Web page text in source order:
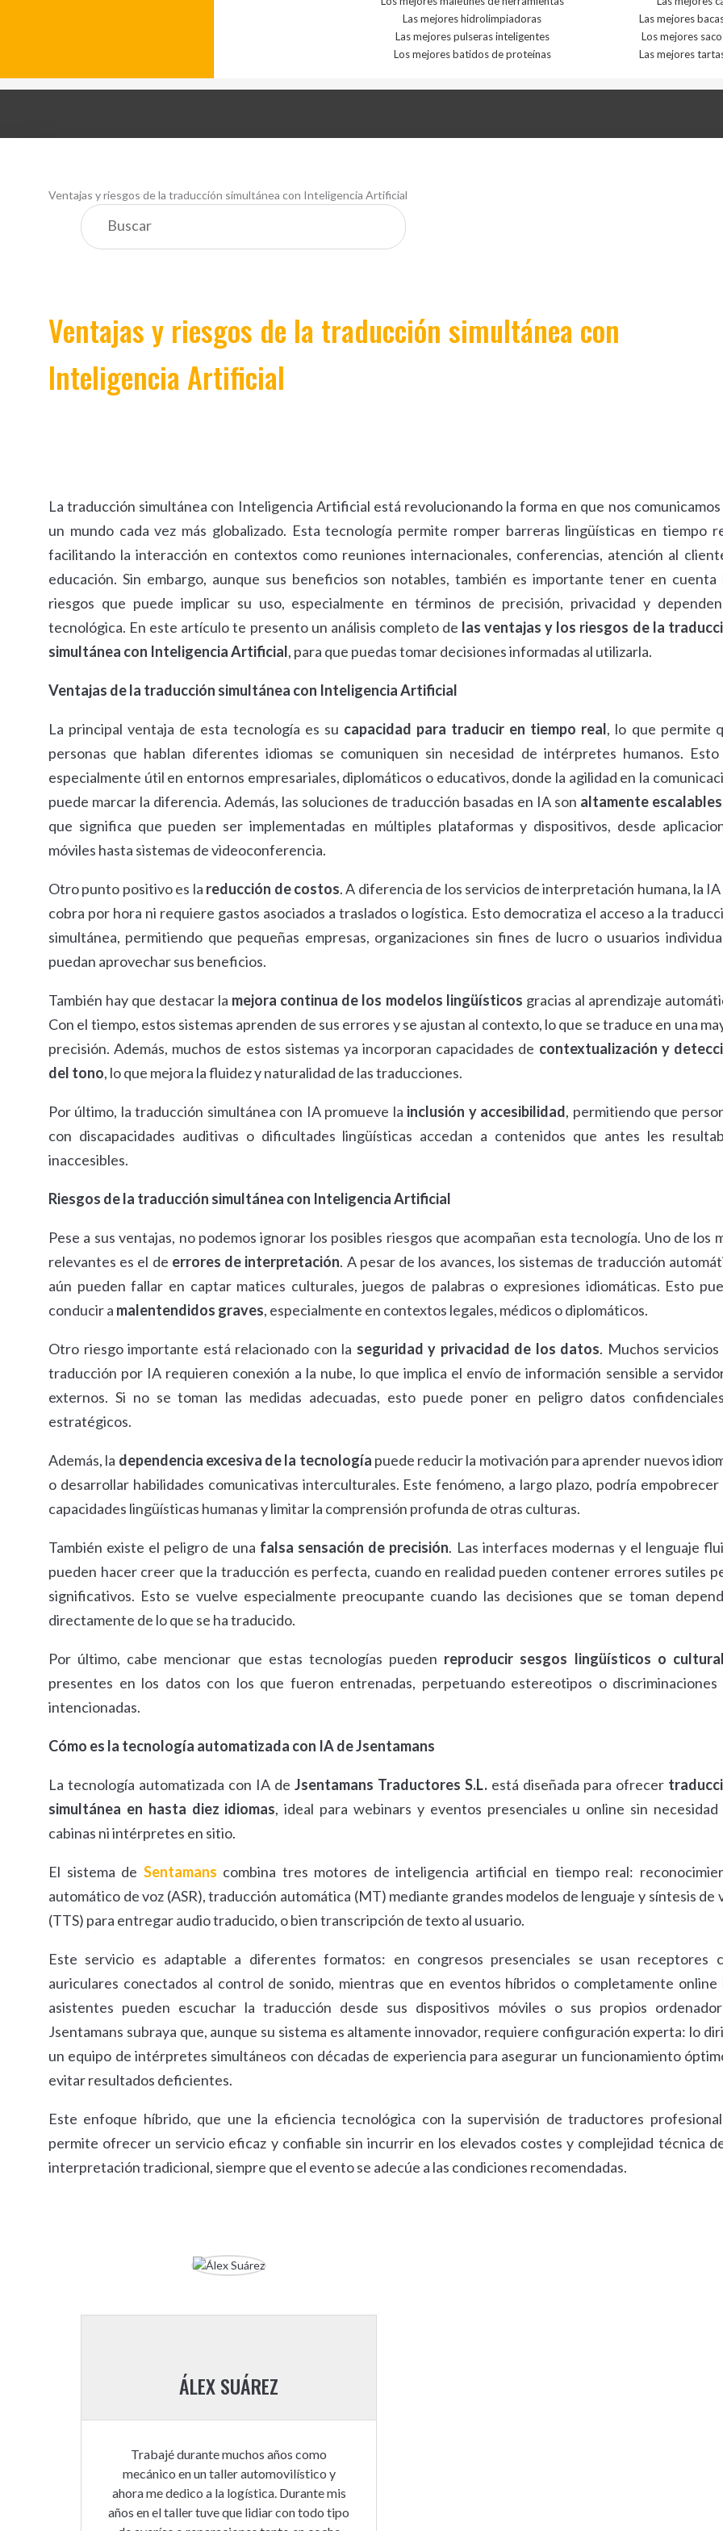
Las mejores hidrolimpiadoras
Las mejores
Las mejores pulseras inteligentes
Los mejores
Los mejores batidos de proteínas
Las mejores
Ventajas y riesgos de la traducción simultánea con Inteligencia Artificial
Ventajas y riesgos de la traducción simultánea con
Inteligencia Artificial
La traducción simultánea con Inteligencia Artificial está revolucionando la forma en que nos comunicamos
un mundo cada vez más globalizado. Esta tecnología permite romper barreras lingüísticas en tiempo
facilitando la interacción en contextos como reuniones internacionales, conferencias, atención al
educación. Sin embargo, aunque sus beneficios son notables, también es importante tener en cuenta
riesgos que puede implicar su uso, especialmente en términos de precisión, privacidad y
tecnológica. En este artículo te presento un análisis completo de las ventajas y los riesgos de la
simultánea con Inteligencia Artificial, para que puedas tomar decisiones informadas al utilizarla.
Ventajas de la traducción simultánea con Inteligencia Artificial
La principal ventaja de esta tecnología es su capacidad para traducir en tiempo real, lo que permite
personas que hablan diferentes idiomas se comuniquen sin necesidad de intérpretes humanos. Esto
especialmente útil en entornos empresariales, diplomáticos o educativos, donde la agilidad en la
puede marcar la diferencia. Además, las soluciones de traducción basadas en IA son altamente escalables
que significa que pueden ser implementadas en múltiples plataformas y dispositivos, desde
móviles hasta sistemas de videoconferencia.
Otro punto positivo es la reducción de costos. A diferencia de los servicios de interpretación humana, la
cobra por hora ni requiere gastos asociados a traslados o logística. Esto democratiza el acceso a la
simultánea, permitiendo que pequeñas empresas, organizaciones sin fines de lucro o usuarios
puedan aprovechar sus beneficios.
También hay que destacar la mejora continua de los modelos lingüísticos gracias al aprendizaje
Con el tiempo, estos sistemas aprenden de sus errores y se ajustan al contexto, lo que se traduce en una
precisión. Además, muchos de estos sistemas ya incorporan capacidades de contextualización y
del tono, lo que mejora la fluidez y naturalidad de las traducciones.
Por último, la traducción simultánea con IA promueve la inclusión y accesibilidad, permitiendo que
con discapacidades auditivas o dificultades lingüísticas accedan a contenidos que antes les
inaccesibles.
Riesgos de la traducción simultánea con Inteligencia Artificial
Pese a sus ventajas, no podemos ignorar los posibles riesgos que acompañan esta tecnología. Uno de los
relevantes es el de errores de interpretación. A pesar de los avances, los sistemas de traducción
aún pueden fallar en captar matices culturales, juegos de palabras o expresiones idiomáticas. Esto
conducir a malentendidos graves, especialmente en contextos legales, médicos o diplomáticos.
Otro riesgo importante está relacionado con la seguridad y privacidad de los datos. Muchos servicios
traducción por IA requieren conexión a la nube, lo que implica el envío de información sensible a
externos. Si no se toman las medidas adecuadas, esto puede poner en peligro datos
estratégicos.
Además, la dependencia excesiva de la tecnología puede reducir la motivación para aprender nuevos
o desarrollar habilidades comunicativas interculturales. Este fenómeno, a largo plazo, podría empobrecer
capacidades lingüísticas humanas y limitar la comprensión profunda de otras culturas.
También existe el peligro de una falsa sensación de precisión. Las interfaces modernas y el lenguaje
pueden hacer creer que la traducción es perfecta, cuando en realidad pueden contener errores sutiles
significativos. Esto se vuelve especialmente preocupante cuando las decisiones que se toman
directamente de lo que se ha traducido.
Por último, cabe mencionar que estas tecnologías pueden reproducir sesgos lingüísticos o
presentes en los datos con los que fueron entrenadas, perpetuando estereotipos o discriminaciones
intencionadas.
Cómo es la tecnología automatizada con IA de Jsentamans
La tecnología automatizada con IA de Jsentamans Traductores S.L.está diseñada para ofrecer
simultánea en hasta diez idiomas, ideal para webinars y eventos presenciales u online sin necesidad
cabinas ni intérpretes en sitio.
El sistema de Sentamans combina tres motores de inteligencia artificial en tiempo real:
automático de voz (ASR), traducción automática (MT) mediante grandes modelos de lenguaje y síntesis de
(TTS) para entregar audio traducido, o bien transcripción de texto al usuario.
Este servicio es adaptable a diferentes formatos: en congresos presenciales se usan receptores
auriculares conectados al control de sonido, mientras que en eventos híbridos o completamente online
asistentes pueden escuchar la traducción desde sus dispositivos móviles o sus propios
Jsentamans subraya que, aunque su sistema es altamente innovador, requiere configuración experta: lo
un equipo de intérpretes simultáneos con décadas de experiencia para asegurar un funcionamiento
evitar resultados deficientes.
Este enfoque híbrido, que une la eficiencia tecnológica con la supervisión de traductores
permite ofrecer un servicio eficaz y confiable sin incurrir en los elevados costes y complejidad técnica
interpretación tradicional, siempre que el evento se adecúe a las condiciones recomendadas.
ÁLEX SUÁREZ
Trabajé durante muchos años como
mecánico en un taller automovilístico y
ahora me dedico a la logística. Durante mis
años en el taller tuve que lidiar con todo tipo